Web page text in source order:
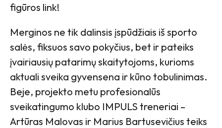
figūros link!
Merginos ne tik dalinsis įspūdžiais iš sporto
salės, fiksuos savo pokyčius, bet ir pateiks
įvairiausių patarimų skaitytojoms, kurioms
aktuali sveika gyvensena ir kūno tobulinimas.
Beje, projekto metu profesionalūs
sveikatingumo klubo IMPULS treneriai –
Artūras Malovas ir Marius Bartusevičius teiks